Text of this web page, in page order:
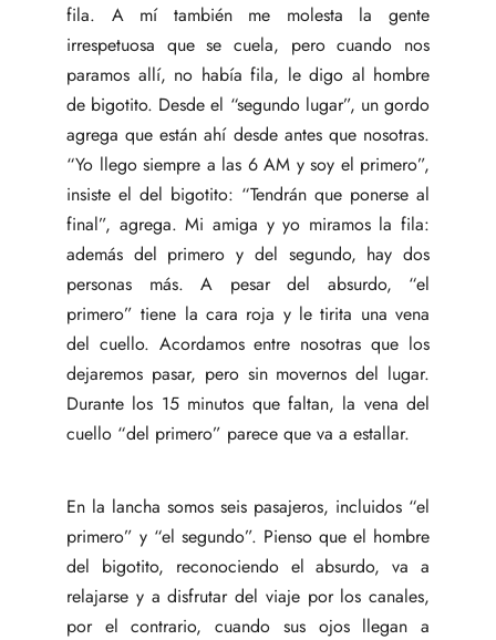
fila. A mí también me molesta la gente
irrespetuosa que se cuela, pero cuando nos
paramos allí, no había fila, le digo al hombre
de bigotito. Desde el “segundo lugar”, un gordo
agrega que están ahí desde antes que nosotras.
“Yo llego siempre a las 6 AM y soy el primero”,
insiste el del bigotito: “Tendrán que ponerse al
final”, agrega. Mi amiga y yo miramos la fila:
además del primero y del segundo, hay dos
personas más. A pesar del absurdo, “el
primero” tiene la cara roja y le tirita una vena
del cuello. Acordamos entre nosotras que los
dejaremos pasar, pero sin movernos del lugar.
Durante los 15 minutos que faltan, la vena del
cuello “del primero” parece que va a estallar.
En la lancha somos seis pasajeros, incluidos “el
primero” y “el segundo”. Pienso que el hombre
del bigotito, reconociendo el absurdo, va a
relajarse y a disfrutar del viaje por los canales,
por el contrario, cuando sus ojos llegan a